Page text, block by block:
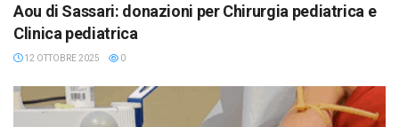
Aou di Sassari: donazioni per Chirurgia pediatrica e
Clinica pediatrica
12 OTTOBRE 2025 0